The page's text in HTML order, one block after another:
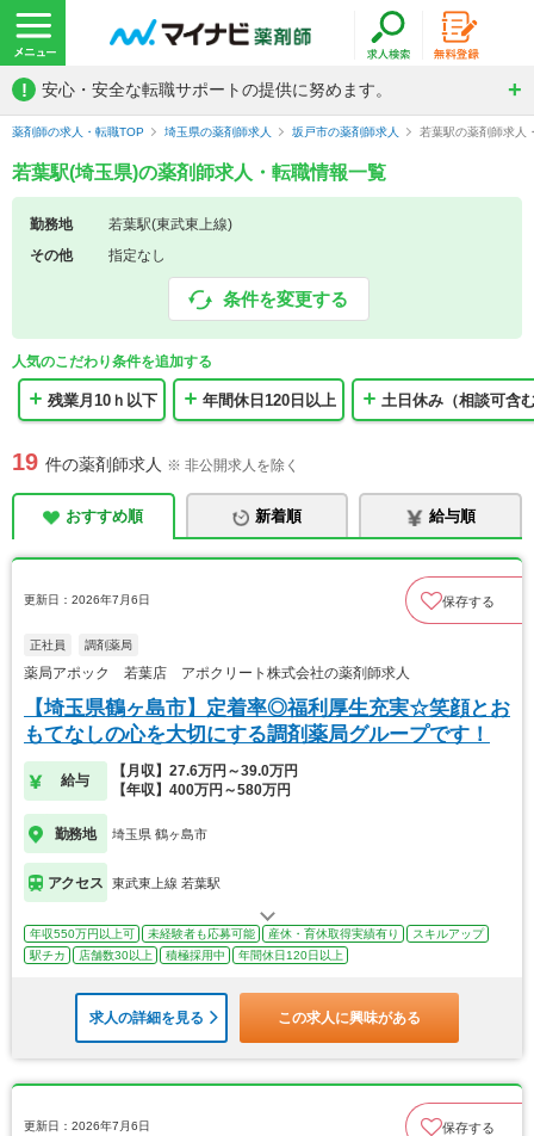
! 安心・安全な転職サポートの提供に努めます。
薬剤師の求人・転職TOP 埼玉県の薬剤師求人 坂戸市の薬剤師求人 若葉駅の薬剤師求人
若葉駅(埼玉県)の薬剤師求人・転職情報一覧
勤務地
若葉駅(東武東上線)
その他
指定なし
条件を変更する
人気のこだわり条件を追加する
残業月10ｈ以下 年間休日120日以上 土日休み（相談可含
19 件の薬剤師求人 ※ 非公開求人を除く
おすすめ順 新着順 給与順
更新日：2026年7月6日 保存する
正社員 調剤薬局
薬局アポック 若葉店 アポクリート株式会社の薬剤師求人
【埼玉県鶴ヶ島市】定着率◎福利厚生充実☆笑顔とお
もてなしの心を大切にする調剤薬局グループです！
給与
【月収】27.6万円～39.0万円
【年収】400万円～580万円
勤務地 埼玉県 鶴ヶ島市
アクセス 東武東上線 若葉駅
年収550万円以上可 未経験者も応募可能 産休・育休取得実績有り
スキルアップ
駅チカ
店舗数30以上 積極採用中 年間休日120日以上
求人の詳細を見る この求人に興味がある
更新日：2026年7月6日 保存する